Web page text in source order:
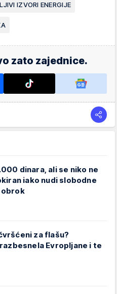
IZVORI ENERGIJE
zato zajednice.
dinara, ali se niko ne
iako nudi slobodne
obrok
za flašu?
Evropljane i te